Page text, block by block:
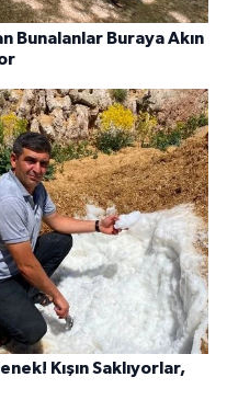
Bunalanlar Buraya Akın
Kışın Saklıyorlar,